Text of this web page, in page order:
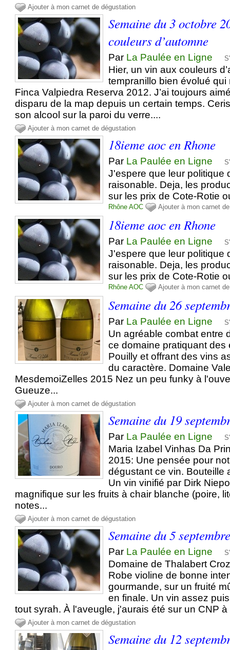
Ajouter à mon carnet de dégustation
Semaine du 3 octobre
couleurs d’automne
Par La Paulée en Ligne
Hier, un vin aux couleurs
tempranillo bien évolué
Finca Valpiedra Reserva 2012. J’ai toujours
disparu de la map depuis un certain temps.
son alcool sur la paroi du verre....
Ajouter à mon carnet de dégustation
18ieme aoc en Rhone
Par La Paulée en Ligne
J'espere que leur politique
raisonable. Deja, les
sur les prix de Cote-Rotie
Rhône AOC Ajouter à mon carnet
18ieme aoc en Rhone
Par La Paulée en Ligne
J'espere que leur politique
raisonable. Deja, les
sur les prix de Cote-Rotie
Rhône AOC Ajouter à mon carnet
Semaine du 26
Par La Paulée en Ligne
Un agréable combat entre
ce domaine pratiquant des
Pouilly et offrant des vins
du caractère. Domaine
MesdemoiZelles 2015 Nez un peu funky à
Gueuze...
Ajouter à mon carnet de dégustation
Semaine du 19
Par La Paulée en Ligne
Maria Izabel Vinhas Da
2015: Une pensée pour
dégustant ce vin. Bouteille
Un vin vinifié par Dirk
magnifique sur les fruits à chair blanche (poire,
notes...
Ajouter à mon carnet de dégustation
Semaine du 5
Par La Paulée en Ligne
Domaine de Thalabert
Robe violine de bonne
gourmande, sur un fruité
en finale. Un vin assez
tout syrah. À l'aveugle, j'aurais été sur un CNP
Ajouter à mon carnet de dégustation
Semaine du 12